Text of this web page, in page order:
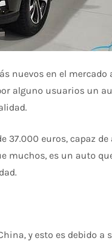
nuevos en el
alguno usuarios un
37.000 euros, capaz de
muchos, es un auto
y esto es debido